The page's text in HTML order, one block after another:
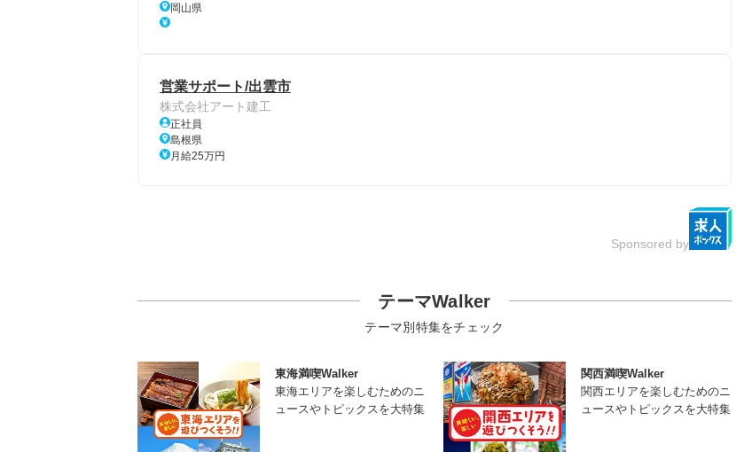
岡山県
営業サポート/出雲市
株式会社アート建工
正社員
島根県
月給25万円
Sponsored by
テーマWalker
テーマ別特集をチェック
東海満喫Walker
東海エリアを楽しむためのニ
ュースやトピックスを大特集
関西満喫Walker
関西エリアを楽しむためのニ
ュースやトピックスを大特集